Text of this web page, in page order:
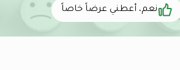
نعم، أعطني عرضاً خاصاً